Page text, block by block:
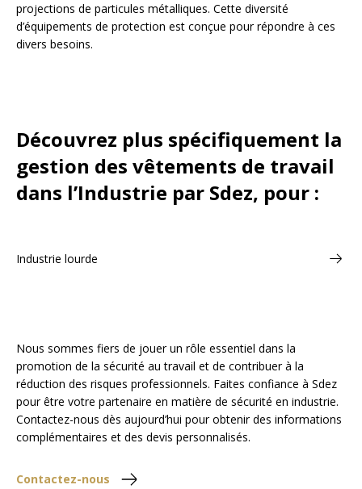
projections de particules métalliques. Cette diversité
d’équipements de protection est conçue pour répondre à ces
divers besoins.
Découvrez plus spécifiquement la
gestion des vêtements de travail
dans l’Industrie par Sdez, pour :
Industrie lourde
Nous sommes fiers de jouer un rôle essentiel dans la
promotion de la sécurité au travail et de contribuer à la
réduction des risques professionnels. Faites confiance à Sdez
pour être votre partenaire en matière de sécurité en industrie.
Contactez-nous dès aujourd’hui pour obtenir des informations
complémentaires et des devis personnalisés.
Contactez-nous